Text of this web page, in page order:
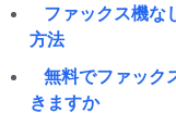
ファックス機な
方法
無料でファック
きますか